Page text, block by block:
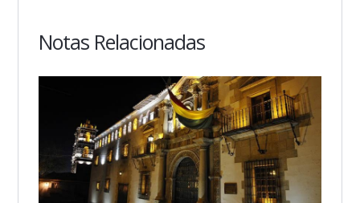
Notas Relacionadas